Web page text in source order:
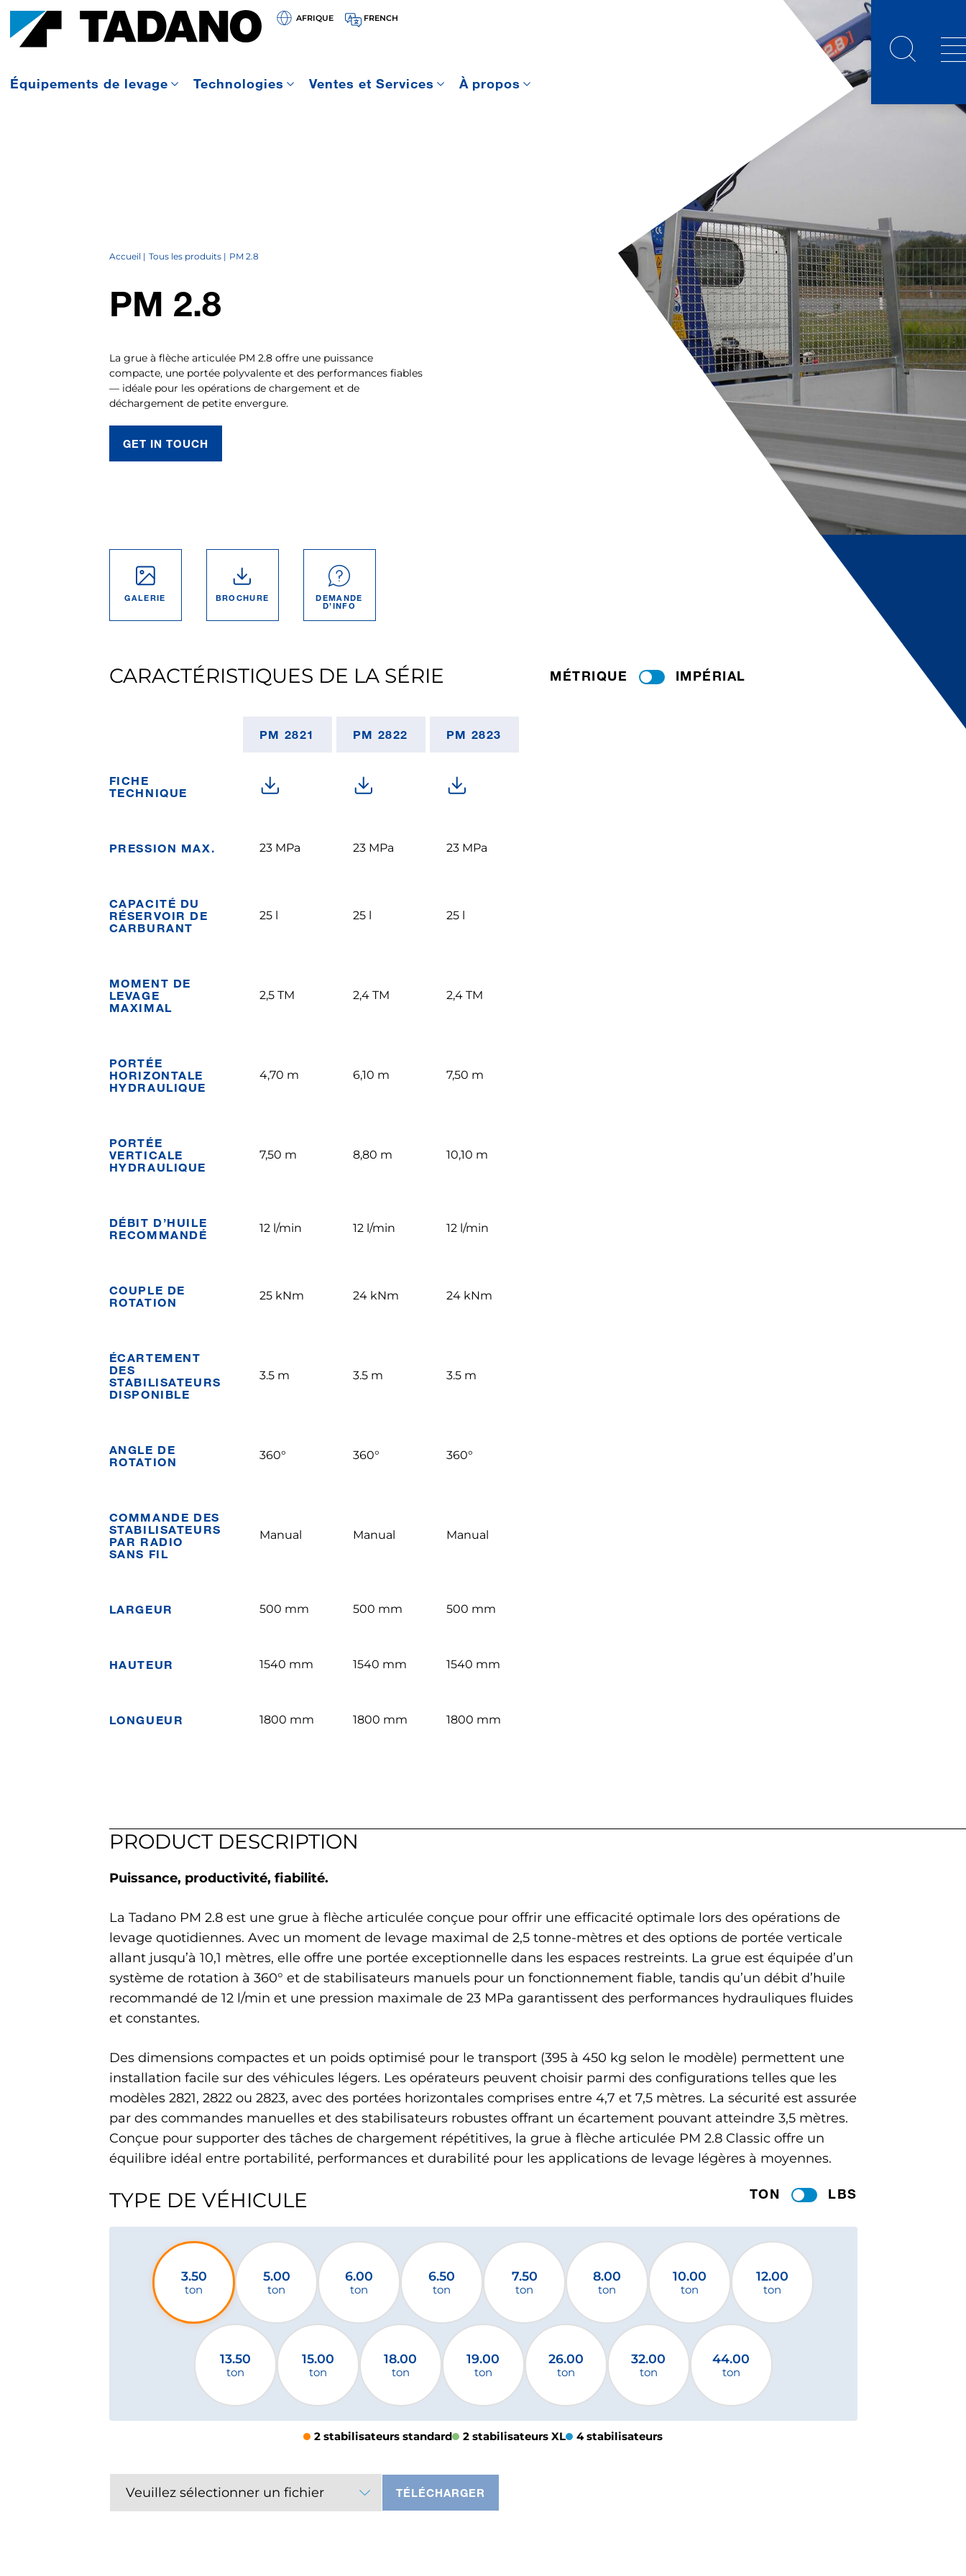
AFRIQUE FRENCH
Équipements de levage Technologies Ventes et Services À propos
Accueil Tous les produits PM 2.8
PM 2.8
La grue à flèche articulée PM 2.8 offre une puissance
compacte, une portée polyvalente et des performances fiables
— idéale pour les opérations de chargement et de
déchargement de petite envergure.
GET IN TOUCH
GALERIE BROCHURE DEMANDE
D’INFO
CARACTÉRISTIQUES DE LA SÉRIE MÉTRIQUE IMPÉRIAL
PM 2821 PM 2822 PM 2823
FICHE
TECHNIQUE
PRESSION MAX. 23 MPa 23 MPa 23 MPa
CAPACITÉ DU
RÉSERVOIR DE
CARBURANT
25 l 25 l 25 l
MOMENT DE
LEVAGE
MAXIMAL
2,5 TM 2,4 TM 2,4 TM
PORTÉE
HORIZONTALE
HYDRAULIQUE
4,70 m 6,10 m 7,50 m
PORTÉE
VERTICALE
HYDRAULIQUE
7,50 m 8,80 m 10,10 m
DÉBIT D’HUILE
RECOMMANDÉ
12 l/min 12 l/min 12 l/min
COUPLE DE
ROTATION
25 kNm 24 kNm 24 kNm
ÉCARTEMENT
DES
STABILISATEURS
DISPONIBLE
3.5 m 3.5 m 3.5 m
ANGLE DE
ROTATION
360° 360° 360°
COMMANDE DES
STABILISATEURS
PAR RADIO
SANS FIL
Manual Manual Manual
LARGEUR 500 mm 500 mm 500 mm
HAUTEUR 1540 mm 1540 mm 1540 mm
LONGUEUR 1800 mm 1800 mm 1800 mm
PRODUCT DESCRIPTION
Puissance, productivité, fiabilité.
La Tadano PM 2.8 est une grue à flèche articulée conçue pour offrir une efficacité optimale lors des opérations de
levage quotidiennes. Avec un moment de levage maximal de 2,5 tonne-mètres et des options de portée verticale
allant jusqu’à 10,1 mètres, elle offre une portée exceptionnelle dans les espaces restreints. La grue est équipée d’un
système de rotation à 360° et de stabilisateurs manuels pour un fonctionnement fiable, tandis qu’un débit d’huile
recommandé de 12 l/min et une pression maximale de 23 MPa garantissent des performances hydrauliques fluides
et constantes.
Des dimensions compactes et un poids optimisé pour le transport (395 à 450 kg selon le modèle) permettent une
installation facile sur des véhicules légers. Les opérateurs peuvent choisir parmi des configurations telles que les
modèles 2821, 2822 ou 2823, avec des portées horizontales comprises entre 4,7 et 7,5 mètres. La sécurité est assurée
par des commandes manuelles et des stabilisateurs robustes offrant un écartement pouvant atteindre 3,5 mètres.
Conçue pour supporter des tâches de chargement répétitives, la grue à flèche articulée PM 2.8 Classic offre un
équilibre idéal entre portabilité, performances et durabilité pour les applications de levage légères à moyennes.
TYPE DE VÉHICULE TON LBS
3.50
ton
5.00
ton
6.00
ton
6.50
ton
7.50
ton
8.00
ton
10.00
ton
12.00
ton
13.50
ton
15.00
ton
18.00
ton
19.00
ton
26.00
ton
32.00
ton
44.00
ton
2 stabilisateurs standard 2 stabilisateurs XL 4 stabilisateurs
Veuillez sélectionner un fichier TÉLÉCHARGER